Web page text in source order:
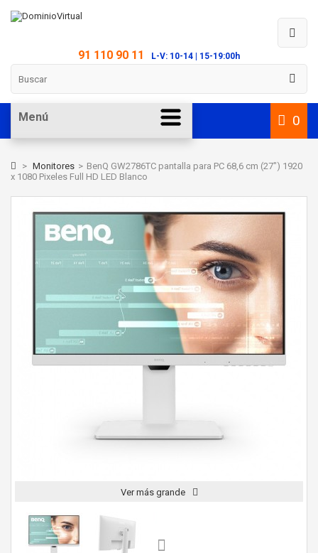
91 110 90 11 L-V: 10-14 | 15-19:00h
0
Menú
> Monitores > BenQ GW2786TC pantalla para PC 68,6 cm (27") 1920
x 1080 Pixeles Full HD LED Blanco
Ver más grande